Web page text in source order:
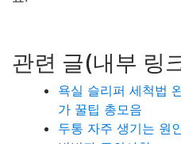
관련 글(내부 링
욕실 슬리퍼 세척법
가 꿀팁 총모음
두통 자주 생기는 원